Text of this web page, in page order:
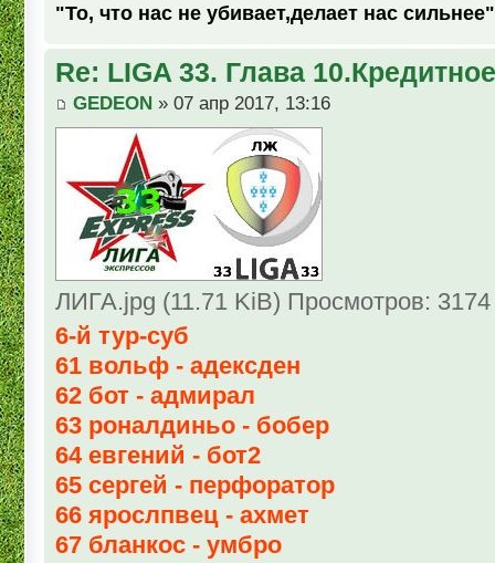
"То, что нас не убивает,делает нас сильнее"
Re: LIGA 33. Глава
GEDEON » 07 апр 2017, 13:16
ЛИГА.jpg (11.71 KiB) Просмотров: 3174
6-й тур-суб
61 вольф - адексден
62 бот - адмирал
63 роналдиньо - бобер
64 евгений - бот2
65 сергей - перфоратор
66 ярослпвец - ахмет
67 бланкос - умбро